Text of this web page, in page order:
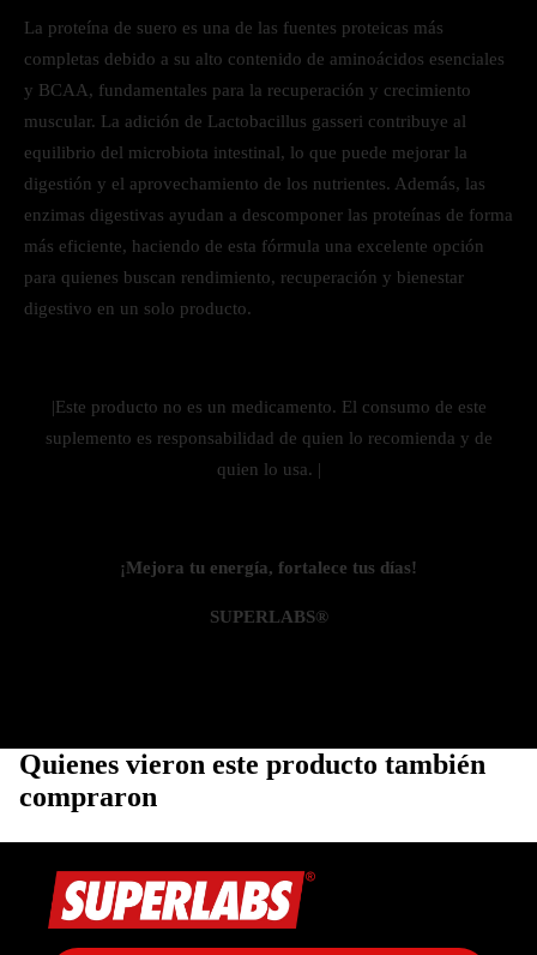
La proteína de suero es una de las fuentes proteicas más
completas debido a su alto contenido de aminoácidos esenciales
y BCAA, fundamentales para la recuperación y crecimiento
muscular. La adición de Lactobacillus gasseri contribuye al
equilibrio del microbiota intestinal, lo que puede mejorar la
digestión y el aprovechamiento de los nutrientes. Además, las
enzimas digestivas ayudan a descomponer las proteínas de forma
más eficiente, haciendo de esta fórmula una excelente opción
para quienes buscan rendimiento, recuperación y bienestar
digestivo en un solo producto.
|Este producto no es un medicamento. El consumo de este
suplemento es responsabilidad de quien lo recomienda y de
quien lo usa. |
¡Mejora tu energía, fortalece tus días!
SUPERLABS®
Quienes vieron este producto también
compraron